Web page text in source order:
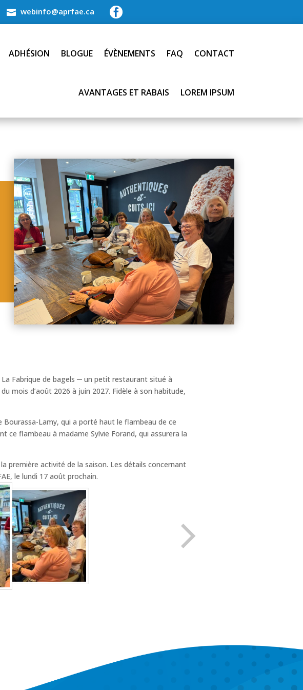
 webinfo@aprfae.ca 
ADHÉSION BLOGUE ÉVÈNEMENTS FAQ CONTACT
AVANTAGES ET RABAIS LOREM IPSUM
Fabrique de bagels ─ un petit restaurant situé à
mois d’août 2026 à juin 2027. Fidèle à son habitude,
Lamy, qui a porté haut le flambeau de ce
ce flambeau à madame Sylvie Forand, qui assurera la
première activité de la saison. Les détails concernant
le lundi 17 août prochain.